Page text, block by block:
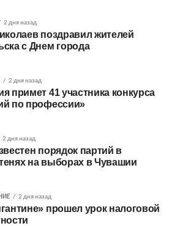
2 дня назад
поздравил жителей
с Днем города
2 дня назад
примет 41 участника конкурса
по профессии»
2 дня назад
порядок партий в
на выборах в Чувашии
2 дня назад
прошел урок налоговой